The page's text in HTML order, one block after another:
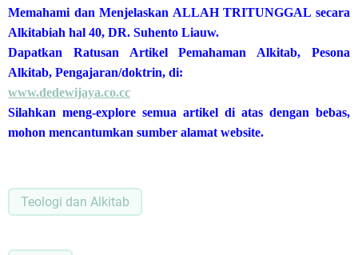
Memahami dan Menjelaskan ALLAH TRITUNGGAL secara
Alkitabiah hal 40, DR. Suhento Liauw.
Dapatkan Ratusan Artikel Pemahaman Alkitab, Pesona
Alkitab, Pengajaran/doktrin, di:
www.dedewijaya.co.cc
Silahkan meng-explore semua artikel di atas dengan bebas,
mohon mencantumkan sumber alamat website.
Teologi dan Alkitab